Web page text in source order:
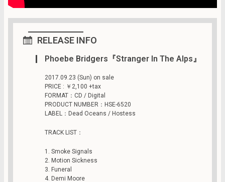
RELEASE INFO
Phoebe Bridgers『Stranger In The Alps』
2017.09.23 (Sun) on sale
PRICE : ￥2,100 +tax
FORMAT：CD / Digital
PRODUCT NUMBER：HSE-6520
LABEL：Dead Oceans / Hostess
TRACK LIST：
1. Smoke Signals
2. Motion Sickness
3. Funeral
4. Demi Moore